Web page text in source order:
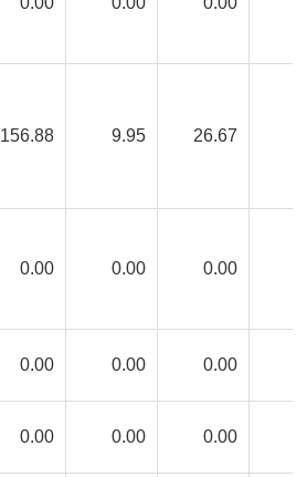
156.88 9.95 26.67
0.00 0.00 0.00
0.00 0.00 0.00
0.00 0.00 0.00